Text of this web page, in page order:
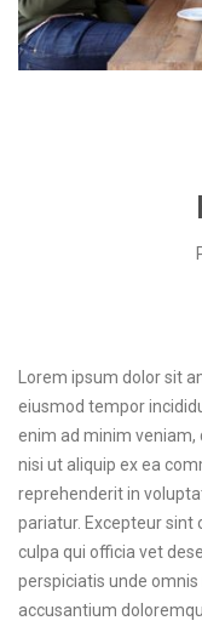
Lorem ipsum dolor sit
eiusmod tempor
enim ad minim
nisi ut aliquip ex ea
reprehenderit in
pariatur. Excepteur sint
culpa qui officia vet
perspiciatis unde
accusantium